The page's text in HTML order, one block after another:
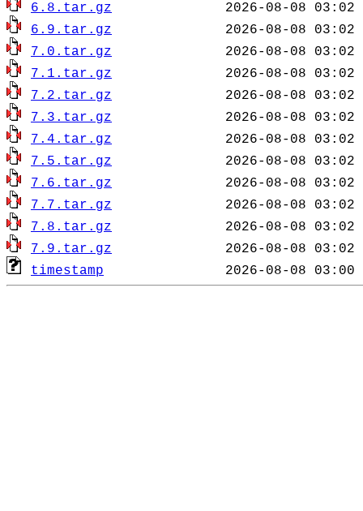
6.8.tar.gz
6.9.tar.gz
7.0.tar.gz
7.1.tar.gz
7.2.tar.gz
7.3.tar.gz
7.4.tar.gz
7.5.tar.gz
7.6.tar.gz
7.7.tar.gz
7.8.tar.gz
7.9.tar.gz
timestamp